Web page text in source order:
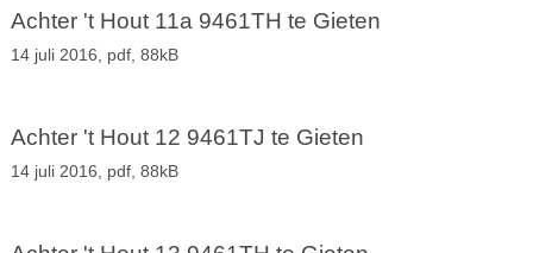
Achter 't Hout 11a 9461TH te Gieten
14 juli 2016, pdf, 88kB
Achter 't Hout 12 9461TJ te Gieten
14 juli 2016, pdf, 88kB